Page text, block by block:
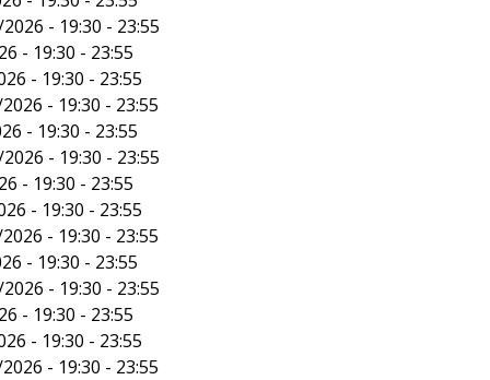
- 19:30 - 23:55
- 19:30 - 23:55
- 19:30 - 23:55
- 19:30 - 23:55
- 19:30 - 23:55
- 19:30 - 23:55
- 19:30 - 23:55
- 19:30 - 23:55
- 19:30 - 23:55
- 19:30 - 23:55
- 19:30 - 23:55
- 19:30 - 23:55
- 19:30 - 23:55
- 19:30 - 23:55